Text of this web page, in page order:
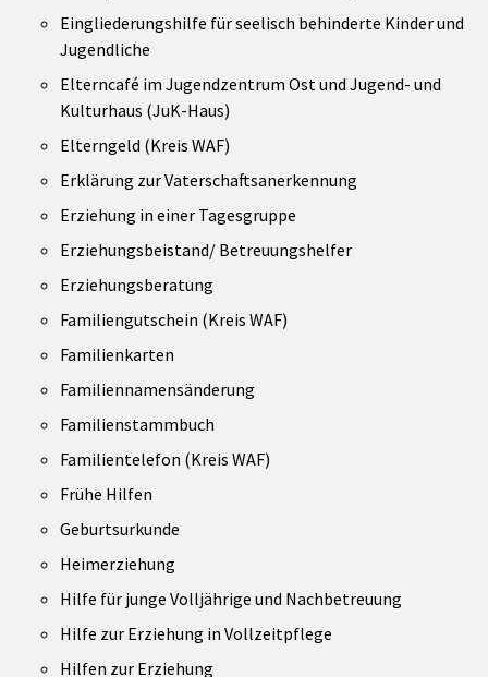
Eingliederungshilfe für seelisch behinderte Kinder und
Jugendliche
Elterncafé im Jugendzentrum Ost und Jugend- und
Kulturhaus (JuK-Haus)
Elterngeld (Kreis WAF)
Erklärung zur Vaterschaftsanerkennung
Erziehung in einer Tagesgruppe
Erziehungsbeistand/ Betreuungshelfer
Erziehungsberatung
Familiengutschein (Kreis WAF)
Familienkarten
Familiennamensänderung
Familienstammbuch
Familientelefon (Kreis WAF)
Frühe Hilfen
Geburtsurkunde
Heimerziehung
Hilfe für junge Volljährige und Nachbetreuung
Hilfe zur Erziehung in Vollzeitpflege
Hilfen zur Erziehung